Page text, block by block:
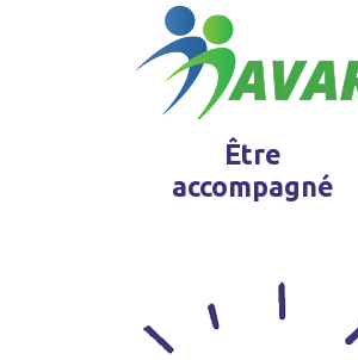
Être
accompagné